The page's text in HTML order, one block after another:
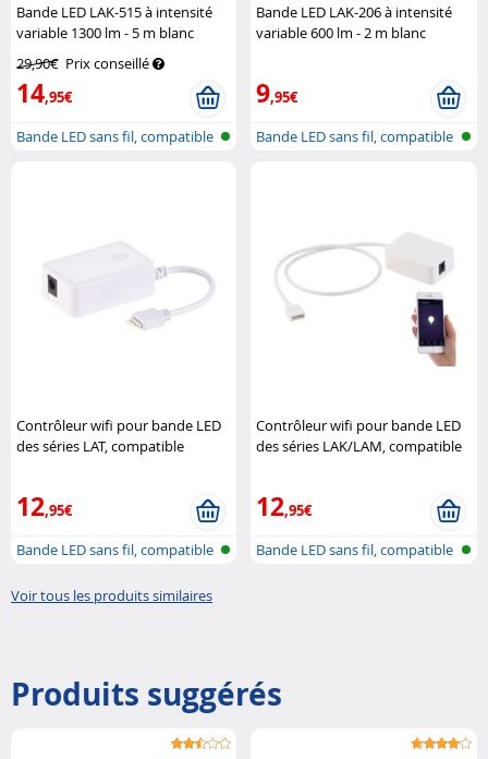
Bande LED LAK-515 à intensité
variable 1300 lm - 5 m blanc
Luminea Home
Control
29,90€ Prix conseillé
14,95€
Bande LED sans fil, compatible
Bande LED LAK-206 à intensité
variable 600 lm - 2 m blanc
9,95€
Bande LED sans fil, compatible
Contrôleur wifi pour bande LED
des séries LAT, compatible
12,95€
Bande LED sans fil, compatible
Contrôleur wifi pour bande LED
des séries LAK/LAM, compatible
12,95€
Bande LED sans fil, compatible
Voir tous les produits similaires
Produits suggérés